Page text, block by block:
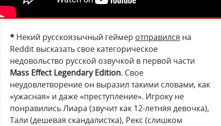
* Некий русскоязычный геймер отправился на
Reddit высказать свое категорическое
недовольство русской озвучкой в первой части
Mass Effect Legendary Edition. Свое
неудовлетворение он выразил такими словами, как
«ужасная» и даже «преступление». Игроку не
понравились Лиара (звучит как 12-летняя девочка),
Тали (дешевая скандалистка), Рекс (слишком